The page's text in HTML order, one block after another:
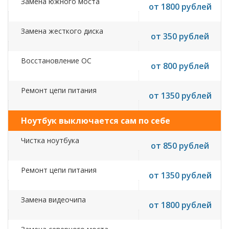
от 1800 рублей
Замена жесткого диска от 350 рублей
Восстановление ОС от 800 рублей
Ремонт цепи питания от 1350 рублей
Ноутбук выключается сам по себе
Чистка ноутбука от 850 рублей
Ремонт цепи питания от 1350 рублей
Замена видеочипа от 1800 рублей